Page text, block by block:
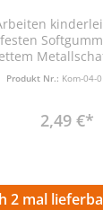
• 18mm
Produkt Nr.: Kom-04-
2,49 €*
2 mal